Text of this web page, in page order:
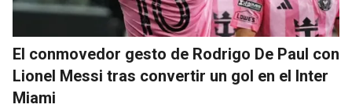
El conmovedor gesto de Rodrigo De Paul con
Lionel Messi tras convertir un gol en el Inter
Miami